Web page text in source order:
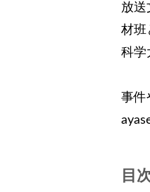
放送
材班
科学
事件
目